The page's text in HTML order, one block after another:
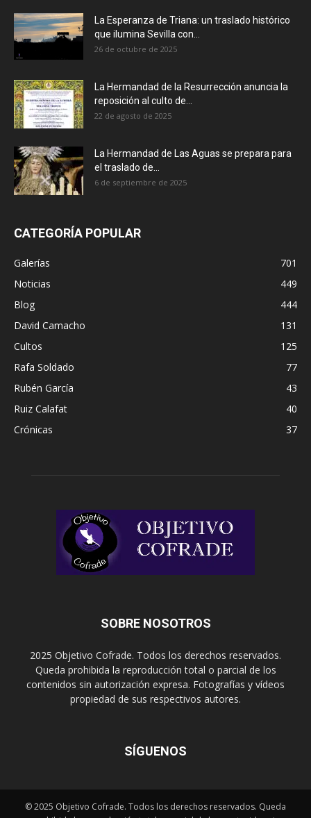
La Esperanza de Triana: un traslado histórico
que ilumina Sevilla con...
26 de octubre de 2025
La Hermandad de la Resurrección anuncia la
reposición al culto de...
22 de agosto de 2025
La Hermandad de Las Aguas se prepara para
el traslado de...
6 de septiembre de 2025
CATEGORÍA POPULAR
Galerías
701
Noticias
449
Blog
444
David Camacho
131
Cultos
125
Rafa Soldado
77
Rubén García
43
Ruiz Calafat
40
Crónicas
37
SOBRE NOSOTROS
2025 Objetivo Cofrade. Todos los derechos reservados.
Queda prohibida la reproducción total o parcial de los
contenidos sin autorización expresa. Fotografías y vídeos
propiedad de sus respectivos autores.
SÍGUENOS
© 2025 Objetivo Cofrade. Todos los derechos reservados. Queda